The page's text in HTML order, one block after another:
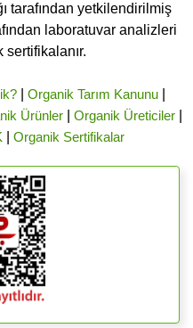
tarafından yetkilendirilmiş
laboratuvar analizleri
| Organik Tarım Kanunu|
Ürünler| Organik Üreticiler|
Organik Sertifikalar